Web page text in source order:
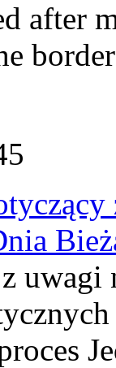
after
uwagi